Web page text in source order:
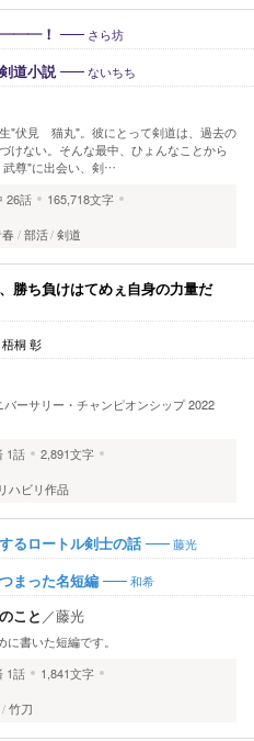
―――！ さら坊
道小説 ないちち
"伏見 猫丸"。彼にとって剣道は、過去の
けない。そんな最中、ひょんなことから
尊"に出会い、剣…
26話
165,718文字
部活 剣道
勝ち負けはてめぇ自身の力量だ
梧桐 彰
バーサリー・チャンピオンシップ 2022
1話
2,891文字
リハビリ作品
るロートル剣士の話 藤光
まった名短編 和希
こと ／藤光
書いた短編です。
1話
1,841文字
竹刀